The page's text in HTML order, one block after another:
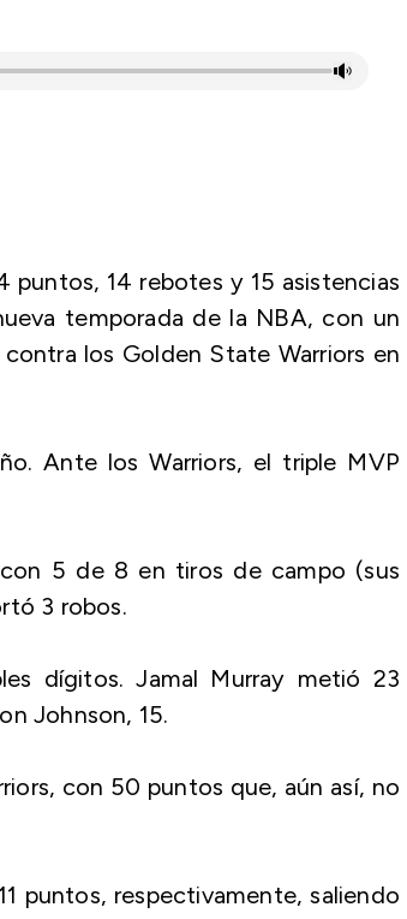
puntos, 14 rebotes y 15 asistencias
temporada de la NBA, con un
los Golden State Warriors en
Ante los Warriors, el triple MVP
5 de 8 en tiros de campo (sus
3 robos.
dígitos. Jamal Murray metió 23
Johnson, 15.
con 50 puntos que, aún así, no
puntos, respectivamente, saliendo